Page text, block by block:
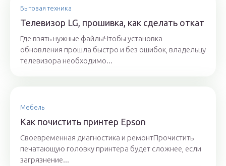
Бытовая техника
Телевизор LG, прошивка, как сделать откат
Где взять нужные файлыЧтобы установка
обновления прошла быстро и без ошибок, владельцу
телевизора необходимо...
Мебель
Как почистить принтер Epson
Своевременная диагностика и ремонтПрочистить
печатающую головку принтера будет сложнее, если
загрязнение...